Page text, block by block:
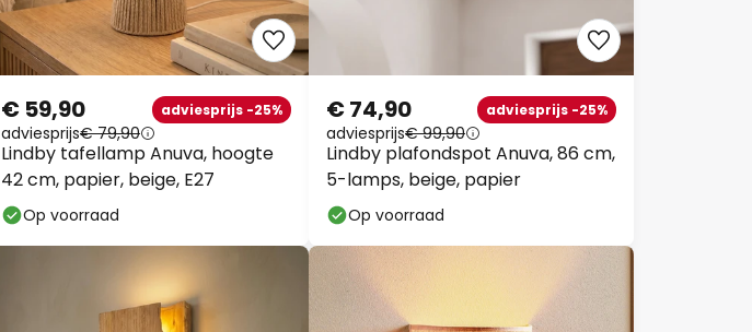
Lindby tafellamp Anuva, hoogte
42 cm, papier, beige, E27
€ 59,90 adviesprijs -25%
adviesprijs€ 79,90
Op voorraad
Lindby plafondspot Anuva, 86 cm,
5-lamps, beige, papier
€ 74,90 adviesprijs -25%
adviesprijs€ 99,90
Op voorraad